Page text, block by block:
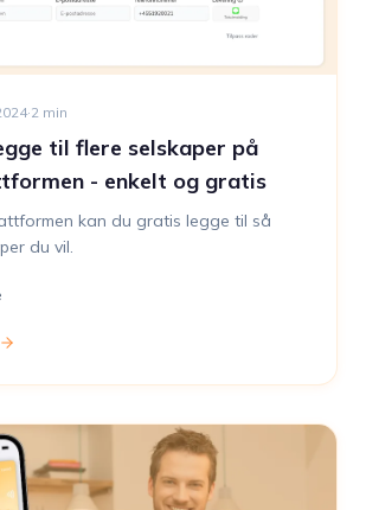
·2 min
til flere selskaper på
- enkelt og gratis
kan du gratis legge til så
du vil.